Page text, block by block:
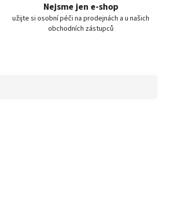
Nejsme jen e-shop
užijte si osobní péči na prodejnách a u našich
obchodních zástupců